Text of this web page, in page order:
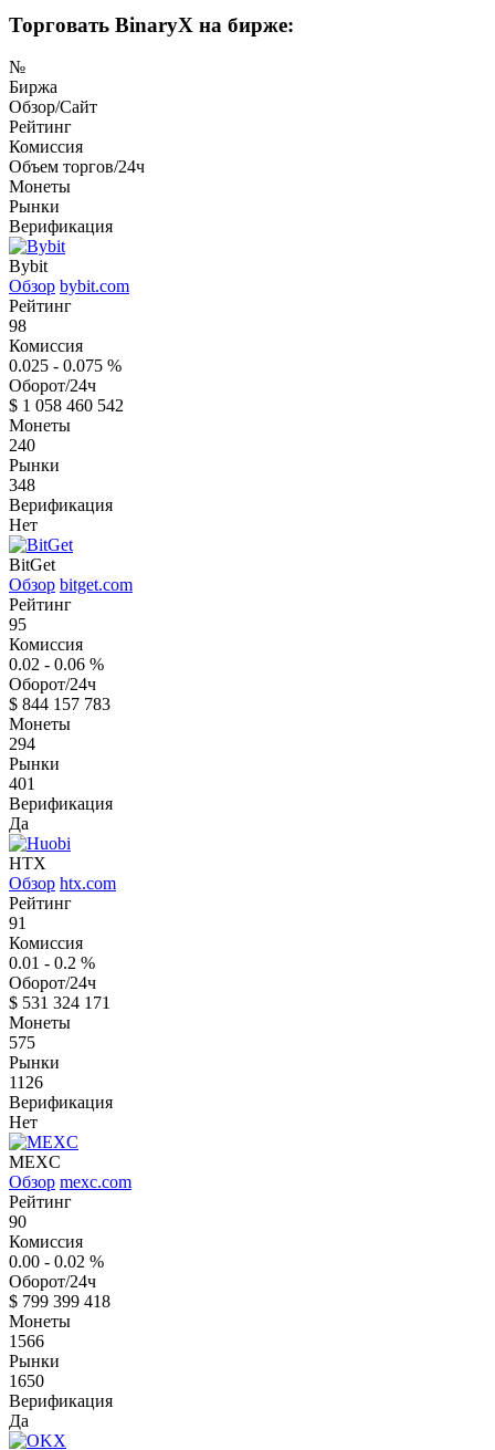
Торговать BinaryX на бирже:
№
Биржа
Обзор/Сайт
Рейтинг
Комиссия
Объем торгов/24ч
Монеты
Рынки
Верификация
Bybit
Обзор bybit.com
Рейтинг
98
Комиссия
0.025 - 0.075 %
Оборот/24ч
$ 1 058 460 542
Монеты
240
Рынки
348
Верификация
Нет
BitGet
Обзор bitget.com
Рейтинг
95
Комиссия
0.02 - 0.06 %
Оборот/24ч
$ 844 157 783
Монеты
294
Рынки
401
Верификация
Да
HTX
Обзор htx.com
Рейтинг
91
Комиссия
0.01 - 0.2 %
Оборот/24ч
$ 531 324 171
Монеты
575
Рынки
1126
Верификация
Нет
MEXC
Обзор mexc.com
Рейтинг
90
Комиссия
0.00 - 0.02 %
Оборот/24ч
$ 799 399 418
Монеты
1566
Рынки
1650
Верификация
Да